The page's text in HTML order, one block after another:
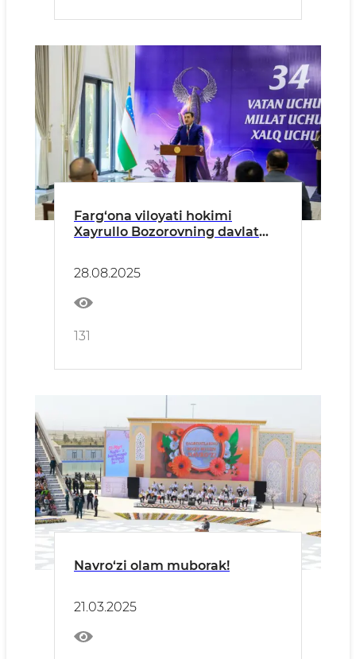
Farg‘ona viloyati hokimi
Xayrullo Bozorovning davlat
28.08.2025
131
Navro‘zi olam muborak!
21.03.2025